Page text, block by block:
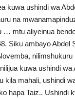
kuwa ushindi wa
na
… mtu aliyeinua
Siku ambayo Abdel
kuwa ushindi wa
kila mahali, ushindi
hapa Taiz.. Ushindi